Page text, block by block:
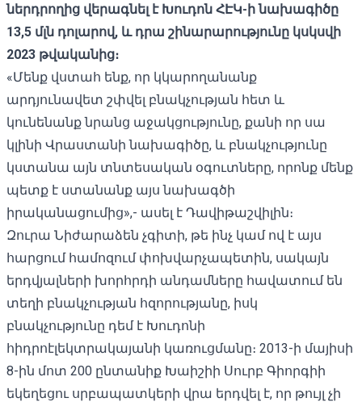
ներդրողից վերագնել է Խուդոն ՀԷԿ-ի նախագիծը
13,5 մլն դոլարով, և դրա շինարարությունը կսկսվի
2023 թվականից։
«Մենք վստահ ենք, որ կկարողանանք
արդյունավետ շփվել բնակչության հետ և
կունենանք նրանց աջակցությունը, քանի որ սա
կլինի Վրաստանի նախագիծը, և բնակչությունը
կստանա այն տնտեսական օգուտները, որոնք մենք
պետք է ստանանք այս նախագծի
իրականացումից»,- ասել է Դավիթաշվիլին։
Զուրա Նիժարաձեն չգիտի, թե ինչ կամ ով է այս
հարցում համոզում փոխվարչապետին, սակայն
երդվյալների խորհրդի անդամները հավատում են
տեղի բնակչության հզորությանը, իսկ
բնակչությունը դեմ է Խուդոնի
հիդրոէլեկտրակայանի կառուցմանը։ 2013-ի մայիսի
8-ին մոտ 200 ընտանիք Խաիշիի Սուրբ Գիորգիի
եկեղեցու սրբապատկերի վրա երդվել է, որ թույլ չի